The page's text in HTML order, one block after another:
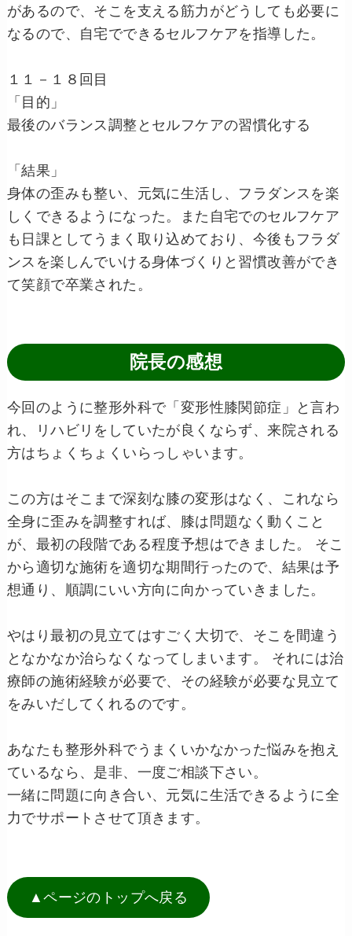
があるので、そこを支える筋力がどうしても必要に
なるので、自宅でできるセルフケアを指導した。
１１－１８回目
「目的」
最後のバランス調整とセルフケアの習慣化する
「結果」
身体の歪みも整い、元気に生活し、フラダンスを楽
しくできるようになった。また自宅でのセルフケア
も日課としてうまく取り込めており、今後もフラダ
ンスを楽しんでいける身体づくりと習慣改善ができ
て笑顔で卒業された。
院長の感想
今回のように整形外科で「変形性膝関節症」と言わ
れ、リハビリをしていたが良くならず、来院される
方はちょくちょくいらっしゃいます。
この方はそこまで深刻な膝の変形はなく、これなら
全身に歪みを調整すれば、膝は問題なく動くこと
が、最初の段階である程度予想はできました。 そこ
から適切な施術を適切な期間行ったので、結果は予
想通り、順調にいい方向に向かっていきました。
やはり最初の見立てはすごく大切で、そこを間違う
となかなか治らなくなってしまいます。 それには治
療師の施術経験が必要で、その経験が必要な見立て
をみいだしてくれるのです。
あなたも整形外科でうまくいかなかった悩みを抱え
ているなら、是非、一度ご相談下さい。
一緒に問題に向き合い、元気に生活できるように全
力でサポートさせて頂きます。
▲ページのトップへ戻る